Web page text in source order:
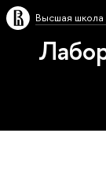
Высшая школа